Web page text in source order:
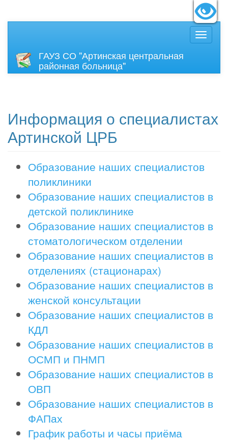
ГАУЗ СО "Артинская центральная
районная больница"
Информация о специалистах
Артинской ЦРБ
Образование наших специалистов
поликлиники
Образование наших специалистов в
детской поликлинике
Образование наших специалистов в
стоматологическом отделении
Образование наших специалистов в
отделениях (стационарах)
Образование наших специалистов в
женской консультации
Образование наших специалистов в
КДЛ
Образование наших специалистов в
ОСМП и ПНМП
Образование наших специалистов в
ОВП
Образование наших специалистов в
ФАПах
График работы и часы приёма